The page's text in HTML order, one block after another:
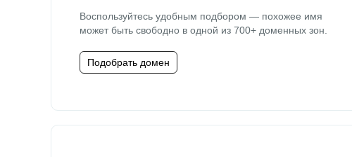
Воспользуйтесь удобным подбором — похожее имя
может быть свободно в одной из 700+ доменных зон.
Подобрать домен